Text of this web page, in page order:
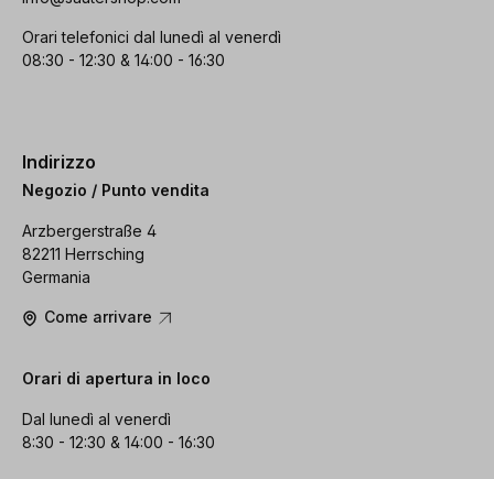
Orari telefonici dal lunedì al venerdì
08:30 - 12:30 & 14:00 - 16:30
Indirizzo
Negozio / Punto vendita
Arzbergerstraße 4
82211 Herrsching
Germania
Come arrivare
Orari di apertura in loco
Dal lunedì al venerdì
8:30 - 12:30 & 14:00 - 16:30